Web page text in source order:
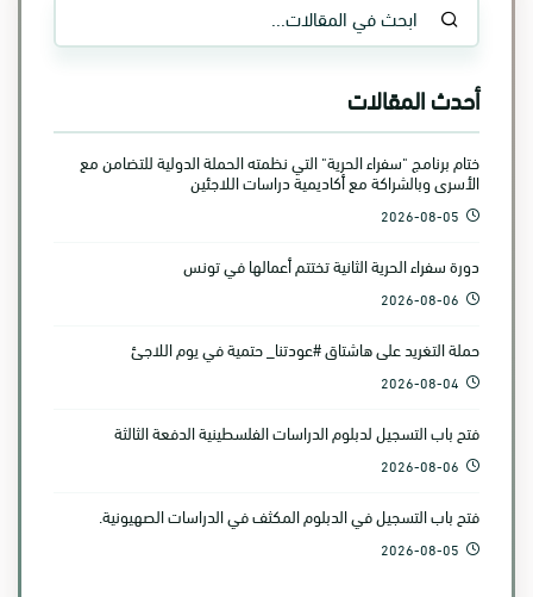
أحدث المقالات
ختام برنامج "سفراء الحرية" التي نظمته الحملة الدولية للتضامن مع
الأسرى وبالشراكة مع أكاديمية دراسات اللاجئين
2026-08-05
دورة سفراء الحرية الثانية تختتم أعمالها في تونس
2026-08-06
حملة التغريد على هاشتاق #عودتنا_ حتمية في يوم اللاجئ
2026-08-04
فتح باب التسجيل لدبلوم الدراسات الفلسطينية الدفعة الثالثة
2026-08-06
فتح باب التسجيل في الدبلوم المكثف في الدراسات الصهيونية.
2026-08-05